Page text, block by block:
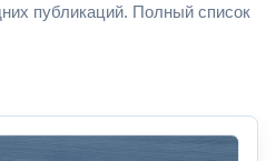
публикаций. Полный список